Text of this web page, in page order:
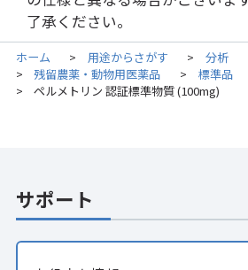
了承ください。
ホーム > 用途からさがす > 分析
> 残留農薬・動物用医薬品 > 標準品
> ペルメトリン 認証標準物質 (100mg)
サポート